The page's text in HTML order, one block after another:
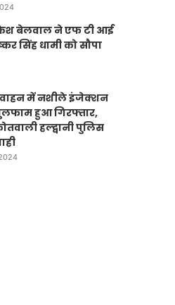
बेलवाल ने एफ टी आई
सिंह धामी को सौपा
वाहन में नशीले इंजेक्शन
हुआ गिरफ्तार,
हल्द्वानी पुलिस